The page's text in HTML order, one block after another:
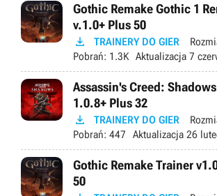
Gothic Remake Gothic 1
v.1.0+ Plus 50
 TRAINERY DO GIER
Pobrań: 1.3K Aktualizacja 7
Assassin's Creed:
1.0.8+ Plus 32
 TRAINERY DO GIER
Pobrań: 447 Aktualizacja 26
Gothic Remake Trainer
50